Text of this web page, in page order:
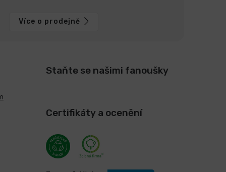
Více o prodejně
Staňte se našimi fanoušky
Certifikáty a ocenění